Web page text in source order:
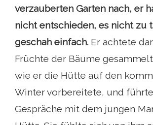
verzauberten Garten nach, er
nicht entschieden, es nicht zu
geschah einfach. Er achtete
Früchte der Bäume
wie er die Hütte auf den
Winter vorbereitete, und
Gespräche mit dem jungen